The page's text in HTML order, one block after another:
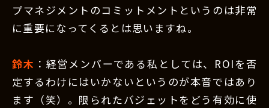
プマネジメントのコミットメントというのは非常
に重要になってくるとは思いますね。
鈴木 ：経営メンバーである私としては、ROIを否
定するわけにはいかないというのが本音ではあり
ます（笑）。限られたバジェットをどう有効に使